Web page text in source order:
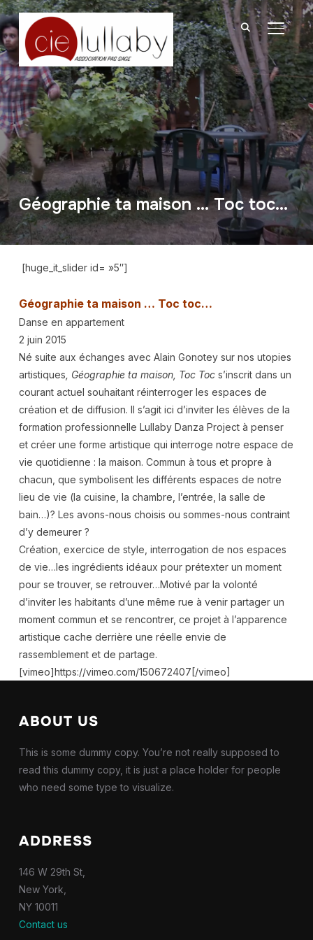
Géographie ta maison … Toc toc…
[huge_it_slider id= »5″]
Géographie ta maison … Toc toc…
Danse en appartement
2 juin 2015
Né suite aux échanges avec Alain Gonotey sur nos utopies
artistiques , Géographie ta maison, Toc Tocs’inscrit dans un
courant actuel souhaitant réinterroger les espaces de
création et de diffusion. Il s’agit ici d’inviter les élèves de la
formation professionnelle Lullaby Danza Project à penser
et créer une forme artistique qui interroge notre espace de
vie quotidienne : la maison. Commun à tous et propre à
chacun, que symbolisent les différents espaces de notre
lieu de vie (la cuisine, la chambre, l’entrée, la salle de
bain…)? Les avons-nous choisis ou sommes-nous contraint
d’y demeurer ?
Création, exercice de style, interrogation de nos espaces
de vie…les ingrédients idéaux pour prétexter un moment
pour se trouver, se retrouver…Motivé par la volonté
d’inviter les habitants d’une même rue à venir partager un
moment commun et se rencontrer, ce projet à l’apparence
artistique cache derrière une réelle envie de
rassemblement et de partage.
[vimeo]https://vimeo.com/150672407[/vimeo]
ABOUT US
This is some dummy copy. You’re not really supposed to
read this dummy copy, it is just a place holder for people
who need some type to visualize.
ADDRESS
146 W 29th St,
New York,
NY 10011
Contact us